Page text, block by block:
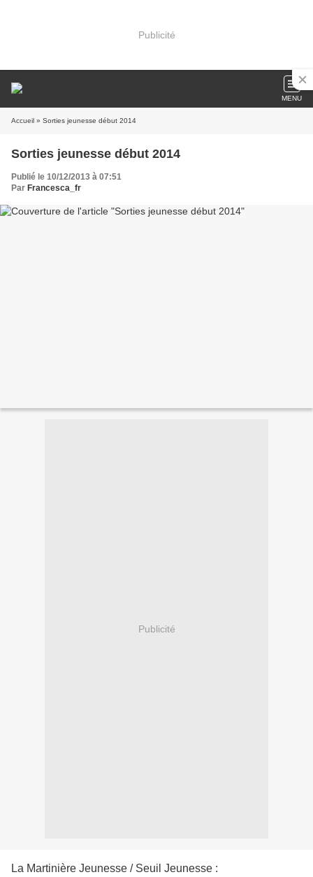
Publicité
MENU
Accueil » Sorties jeunesse début 2014
Sorties jeunesse début 2014
Publié le 10/12/2013 à 07:51
Par Francesca_fr
Publicité
La Martinière Jeunesse / Seuil Jeunesse :